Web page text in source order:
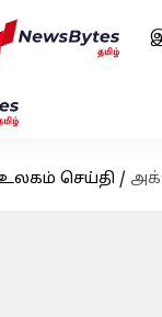
செய்தி /